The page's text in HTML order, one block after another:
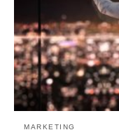
MARKETING